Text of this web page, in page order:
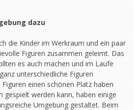
dazu
die Kinder im Werkraum und ein paar
Figuren zusammen geleimt. Das
es auch machen und im Laufe
unterschiedliche Figuren
einen schönen Platz haben
gespielt werden kann, haben einige
Umgebung gestaltet. Beim